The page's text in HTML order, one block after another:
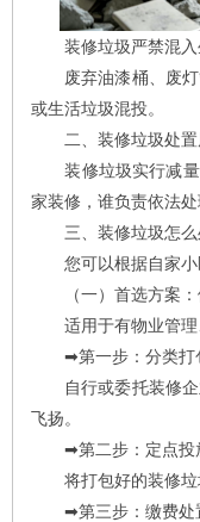
装修垃圾严禁混入
废弃油漆桶、废灯
或生活垃圾混投。
二、装修垃圾处置
装修垃圾实行减量
家装修，谁负责依法
三、装修垃圾怎么
您可以根据自家小
（一）首选方案：
适用于有物业管理
➡️第一步：分类打
自行或委托装修企
飞扬。
➡️第二步：定点投
将打包好的装修垃
➡️第三步：缴费处